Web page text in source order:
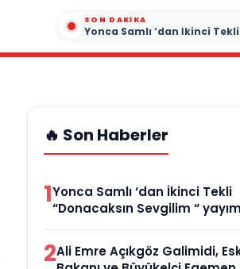
SON DAKIKA
🔥 Son Haberler
1Yonca Samlı ‘dan İkinci Tekli
“Donacaksın Sevgilim “
2Ali Emre Açıkgöz Galimidi,